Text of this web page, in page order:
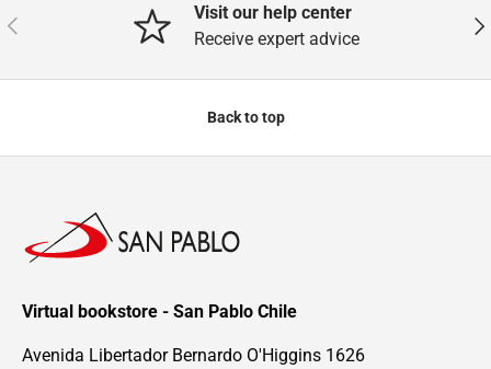
Previous
Visit our help center
Receive expert advice
Back to top
Virtual bookstore - San Pablo Chile
Avenida Libertador Bernardo O'Higgins 1626